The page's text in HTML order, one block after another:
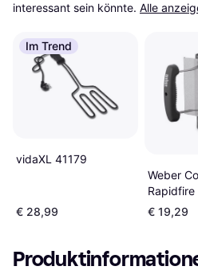
interessant sein könnte. Alle
Im Trend
vidaXL 41179
€ 28,99
Weber
Rapidfire
Starter
€ 19,29